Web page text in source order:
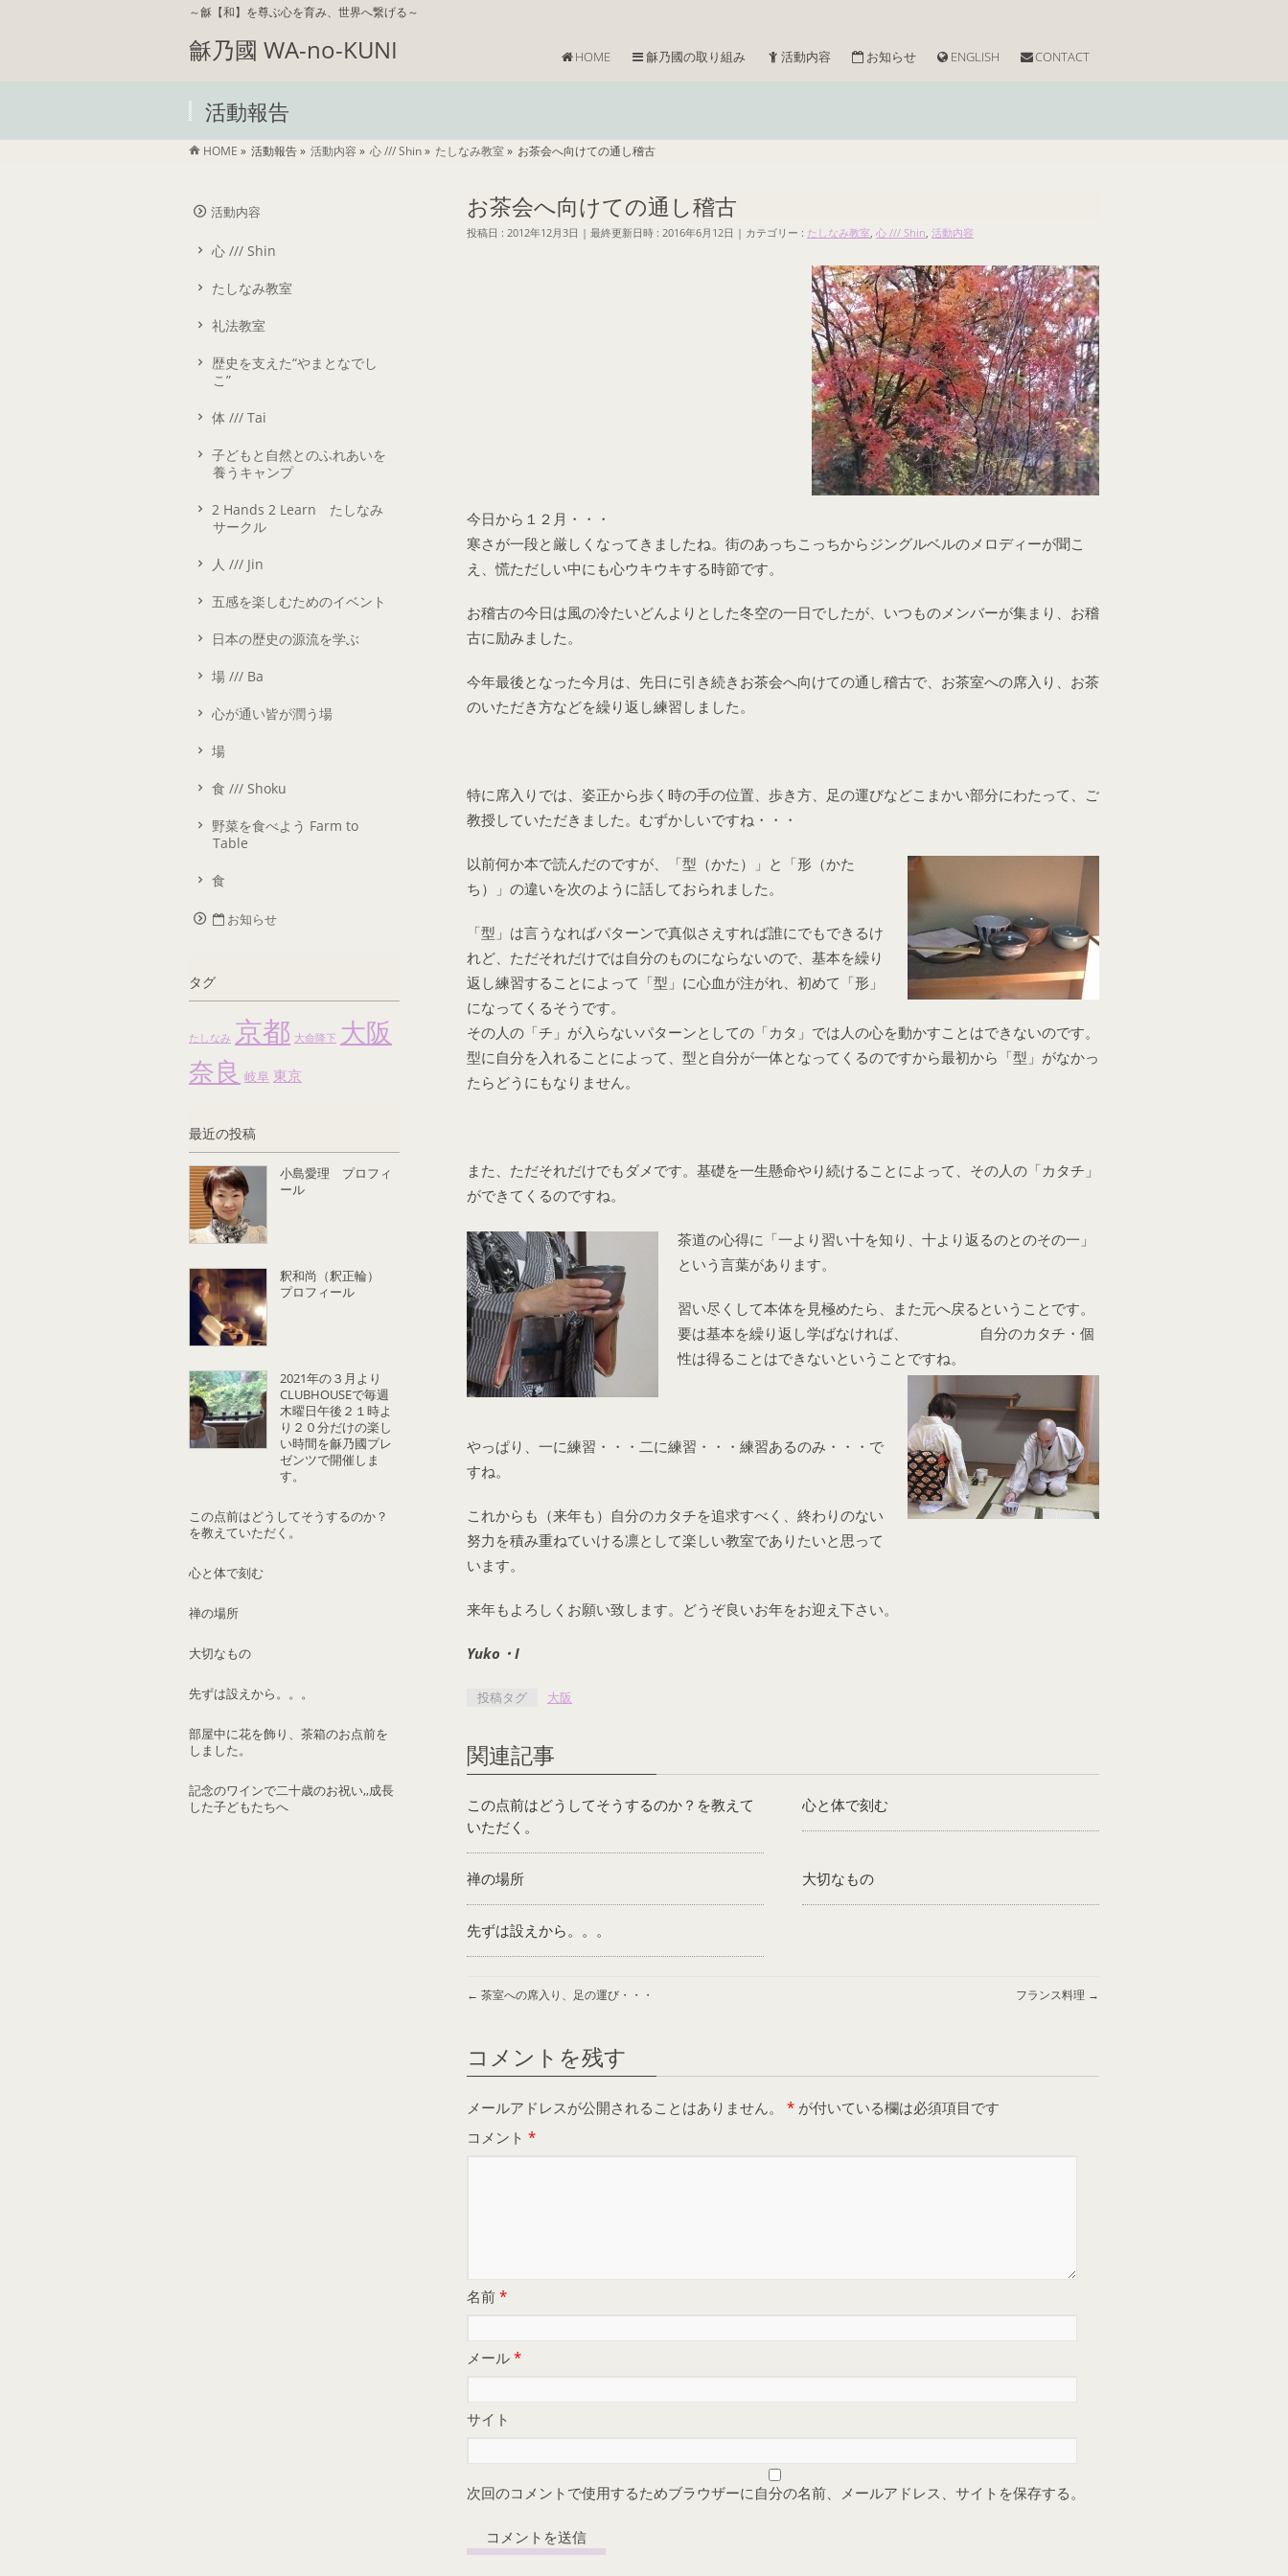
～龢【和】を尊ぶ心を育み、世界へ繋げる～
龢乃國 WA-no-KUNI HOME 龢乃國の取り組み 活動内容 お知らせ ENGLISH CONTACT
活動報告
HOME » 活動報告» 活動内容 » 心 /// Shin» たしなみ教室» お茶会へ向けての通し稽古
お茶会へ向けての通し稽古
投稿日 : 2012年12月3日 最終更新日時 : 2016年6月12日 カテゴリー : たしなみ教室, 心 /// Shin, 活動内容
今日から１２月・・・
寒さが一段と厳しくなってきましたね。街のあっちこっちからジングルベルのメロディーが聞こ
え、慌ただしい中にも心ウキウキする時節です。
お稽古の今日は風の冷たいどんよりとした冬空の一日でしたが、いつものメンバーが集まり、お稽
古に励みました。
今年最後となった今月は、先日に引き続きお茶会へ向けての通し稽古で、お茶室への席入り、お茶
のいただき方などを繰り返し練習しました。
特に席入りでは、姿正から歩く時の手の位置、歩き方、足の運びなどこまかい部分にわたって、ご
教授していただきました。むずかしいですね・・・
以前何か本で読んだのですが、「型（かた）」と「形（かた
ち）」の違いを次のように話しておられました。
「型」は言うなればパターンで真似さえすれば誰にでもできるけ
れど、ただそれだけでは自分のものにならないので、基本を繰り
返し練習することによって「型」に心血が注がれ、初めて「形」
になってくるそうです。
その人の「チ」が入らないパターンとしての「カタ」では人の心を動かすことはできないのです。
型に自分を入れることによって、型と自分が一体となってくるのですから最初から「型」がなかっ
たらどうにもなりません。
また、ただそれだけでもダメです。基礎を一生懸命やり続けることによって、その人の「カタチ」
ができてくるのですね。
茶道の心得に「一より習い十を知り、十より返るのとのその一」
という言葉があります。
習い尽くして本体を見極めたら、また元へ戻るということです。
要は基本を繰り返し学ばなければ、 自分のカタチ・個
性は得ることはできないということですね。
やっぱり、一に練習・・・二に練習・・・練習あるのみ・・・で
すね。
これからも（来年も）自分のカタチを追求すべく、終わりのない
努力を積み重ねていける凛として楽しい教室でありたいと思って
います。
来年もよろしくお願い致します。どうぞ良いお年をお迎え下さい。
Yuko ・I
投稿タグ 大阪
関連記事
この点前はどうしてそうするのか？を教えて
いただく。
心と体で刻む
禅の場所 大切なもの
先ずは設えから。。。
← 茶室への席入り、足の運び・・・ フランス料理 →
コメントを残す
メールアドレスが公開されることはありません。 * が付いている欄は必須項目です
コメント *
名前*
メール*
サイト
次回のコメントで使用するためブラウザーに自分の名前、メールアドレス、サイトを保存する。
活動内容
心 /// Shin
たしなみ教室
礼法教室
歴史を支えた“やまとなでし
こ”
体 /// Tai
子どもと自然とのふれあいを
養うキャンプ
2 Hands 2 Learn たしなみ
サークル
人 /// Jin
五感を楽しむためのイベント
日本の歴史の源流を学ぶ
場 /// Ba
心が通い皆が潤う場
場
食 /// Shoku
野菜を食べよう Farm to
Table
食
お知らせ
タグ
たしなみ 京都 大命降下 大阪
奈良 岐阜 東京
最近の投稿
小島愛理 プロフィ
ール
釈和尚（釈正輪）
プロフィール
2021年の３月より
CLUBHOUSEで毎週
木曜日午後２１時よ
り２０分だけの楽し
い時間を龢乃國プレ
ゼンツで開催しま
す。
この点前はどうしてそうするのか？
を教えていただく。
心と体で刻む
禅の場所
大切なもの
先ずは設えから。。。
部屋中に花を飾り、茶箱のお点前を
しました。
記念のワインで二十歳のお祝い,,成長
した子どもたちへ